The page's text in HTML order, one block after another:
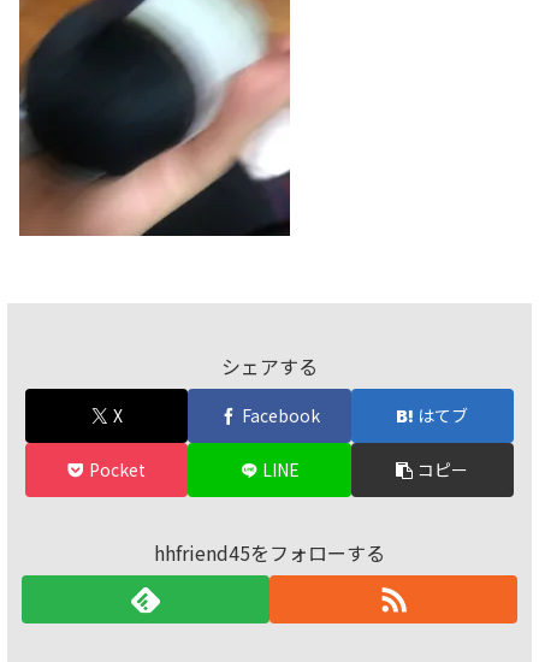
シェアする
X Facebook はてブ
Pocket LINE コピー
hhfriend45をフォローする